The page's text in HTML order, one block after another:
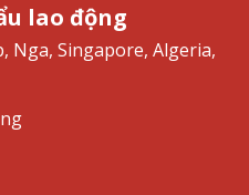
lao động
Nga, Singapore, Algeria,